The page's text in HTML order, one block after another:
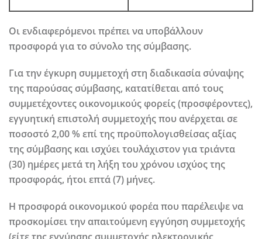
Οι ενδιαφερόμενοι πρέπει να υποβάλλουν
προσφορά για το σύνολο της σύμβασης.
Για την έγκυρη συμμετοχή στη διαδικασία σύναψης
της παρούσας σύμβασης, κατατίθεται από τους
συμμετέχοντες οικονομικούς φορείς (προσφέροντες),
εγγυητική επιστολή συμμετοχής που ανέρχεται σε
ποσοστό 2,00 % επί της προϋπολογισθείσας αξίας
της σύμβασης και ισχύει τουλάχιστον για τριάντα
(30) ημέρες μετά τη λήξη του χρόνου ισχύος της
προσφοράς, ήτοι επτά (7) μήνες.
Η προσφορά οικονομικού φορέα που παρέλειψε να
προσκομίσει την απαιτούμενη εγγύηση συμμετοχής